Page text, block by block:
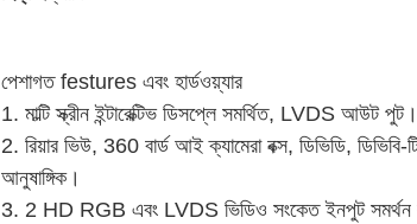
পেশাগত festures এবং হার্ডওয়্যার
1. মাল্টি স্ক্রীন ইন্টারেক্টিভ ডিসপ্লে সমর্থিত, LVDS আউট পুট।
2. রিয়ার ভিউ, 360 বার্ড আই ক্যামেরা বক্স, ডিভিডি,
আনুষাঙ্গিক।
3. 2 HD RGB এবং LVDS ভিডিও সংকেত ইনপুট সমর্থন